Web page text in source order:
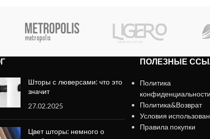
Шторы с люверсами: что это
значит
27.02.2025
Цвет шторы: немного о
ПОЛЕЗНЫЕ
Политика
конфиденциальности
Политика&Возврат
Условия
Правила покупки